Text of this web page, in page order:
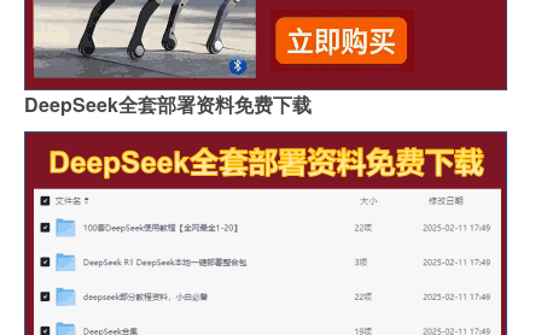
DeepSeek全套部署资料免费下载